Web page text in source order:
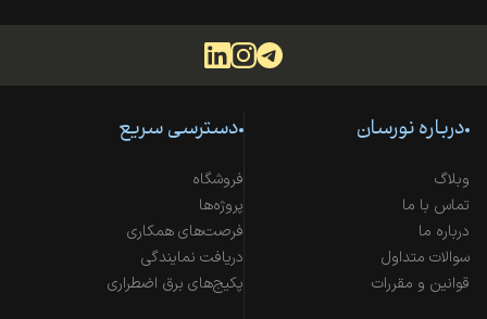
درباره نورسان
وبلاگ
تماس با ما
درباره ما
سوالات متداول
قوانین و مقررات
دسترسی سریع
فروشگاه
پروژه‌ها
فرصت‌های همکاری
دریافت نمایندگی
پکیج‌های برق اضطراری